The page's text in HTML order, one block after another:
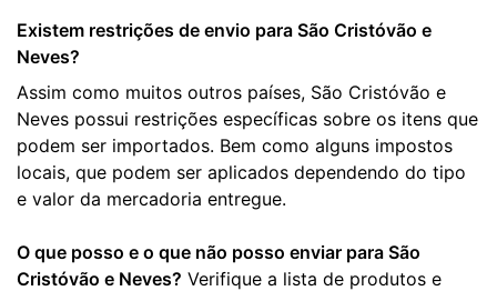
Existem restrições de envio para São Cristóvão e
Neves?
Assim como muitos outros países, São Cristóvão e
Neves possui restrições específicas sobre os itens que
podem ser importados. Bem como alguns impostos
locais, que podem ser aplicados dependendo do tipo
e valor da mercadoria entregue.
O que posso e o que não posso enviar para São
Cristóvão e Neves? Verifique a lista de produtos e